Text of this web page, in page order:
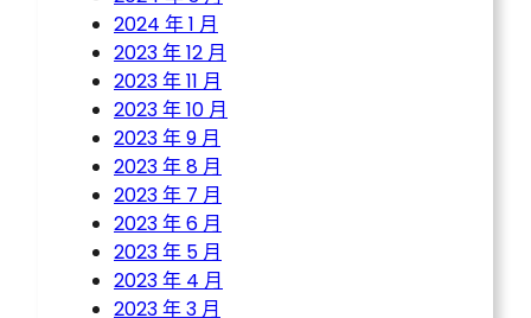
2024 年 1 月
2023 年 12 月
2023 年 11 月
2023 年 10 月
2023 年 9 月
2023 年 8 月
2023 年 7 月
2023 年 6 月
2023 年 5 月
2023 年 4 月
2023 年 3 月